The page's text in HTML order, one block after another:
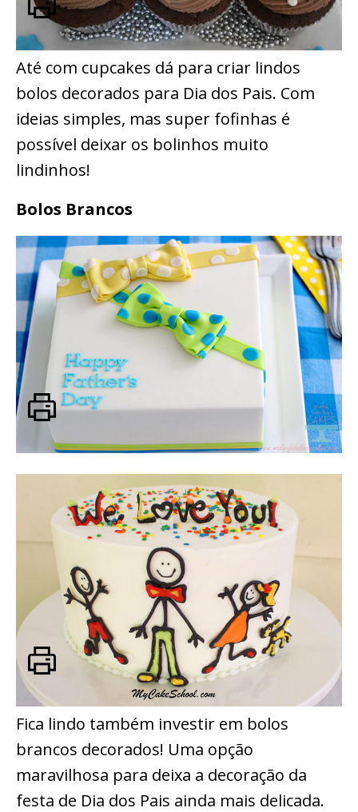
Até com cupcakes dá para criar lindos
bolos decorados para Dia dos Pais. Com
ideias simples, mas super fofinhas é
possível deixar os bolinhos muito
lindinhos!
Bolos Brancos
Fica lindo também investir em bolos
brancos decorados! Uma opção
maravilhosa para deixa a decoração da
festa de Dia dos Pais ainda mais delicada.